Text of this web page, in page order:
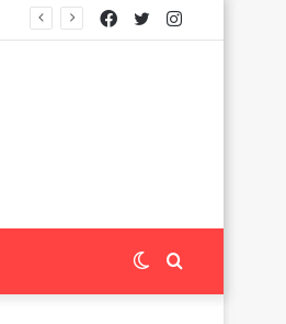
Instagram
Twitter
Facebook
Search
Switch